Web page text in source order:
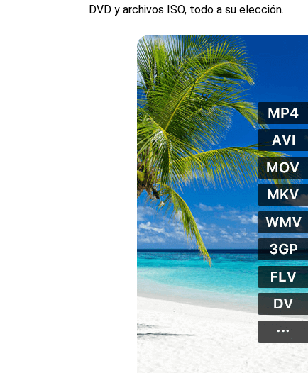
DVD y archivos ISO, todo a su elección.